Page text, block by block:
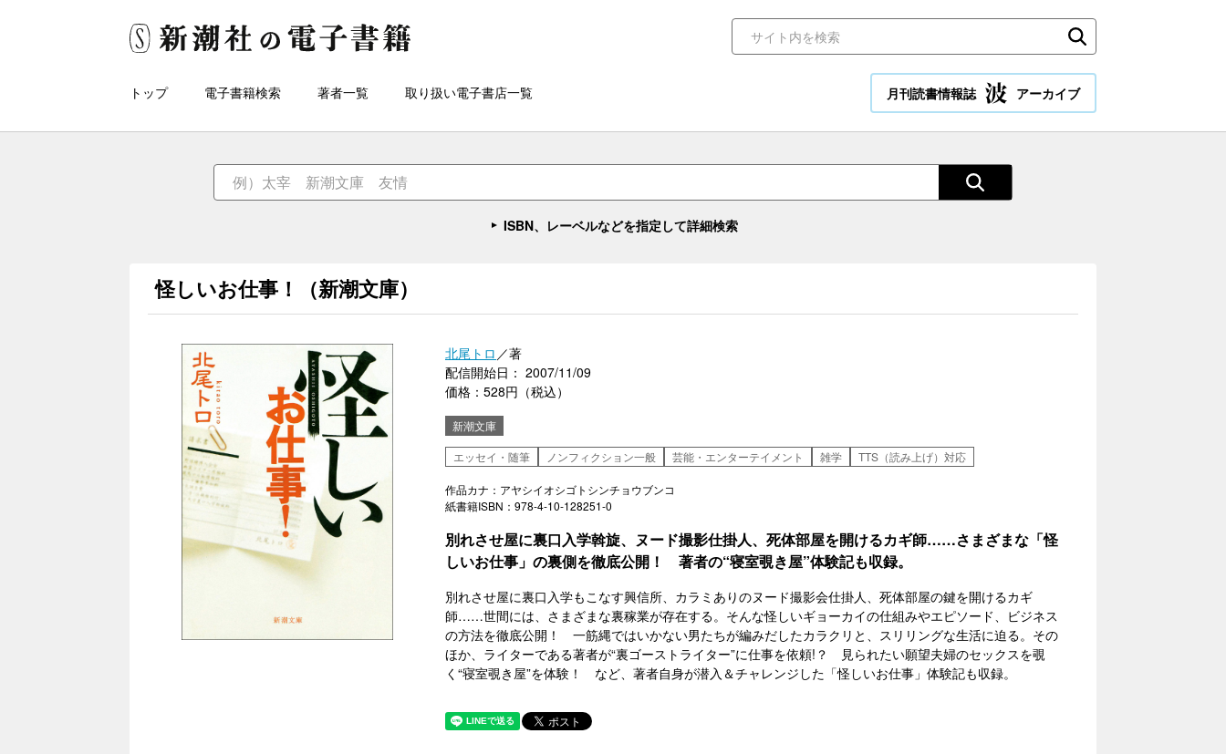
トップ 電子書籍検索 著者一覧 取り扱い電子書店一覧 月刊読書情報誌 アーカイブ
ISBN、レーベルなどを指定して詳細検索
怪しいお仕事！（新潮文庫）
北尾トロ ／著
配信開始日： 2007/11/09
価格：528円（税込）
新潮文庫
エッセイ・随筆
ノンフィクション一般 芸能・エンターテイメント 雑学 TTS（読み上げ）対応
作品カナ：アヤシイオシゴトシンチョウブンコ
紙書籍ISBN：978-4-10-128251-0
別れさせ屋に裏口入学斡旋、ヌード撮影仕掛人、死体部屋を開けるカギ師……さまざまな「怪
しいお仕事」の裏側を徹底公開！ 著者の“寝室覗き屋”体験記も収録。
別れさせ屋に裏口入学もこなす興信所、カラミありのヌード撮影会仕掛人、死体部屋の鍵を開けるカギ
師……世間には、さまざまな裏稼業が存在する。そんな怪しいギョーカイの仕組みやエピソード、ビジネス
の方法を徹底公開！ 一筋縄ではいかない男たちが編みだしたカラクリと、スリリングな生活に迫る。その
ほか、ライターである著者が“裏ゴーストライター”に仕事を依頼!？ 見られたい願望夫婦のセックスを覗
く“寝室覗き屋”を体験！ など、著者自身が潜入＆チャレンジした「怪しいお仕事」体験記も収録。